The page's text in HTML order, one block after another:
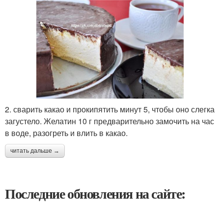
2. сварить какао и прокипятить минут 5, чтобы оно слегка
загустело. Желатин 10 г предварительно замочить на час
в воде, разогреть и влить в какао.
читать дальше →
Последние обновления на сайте: